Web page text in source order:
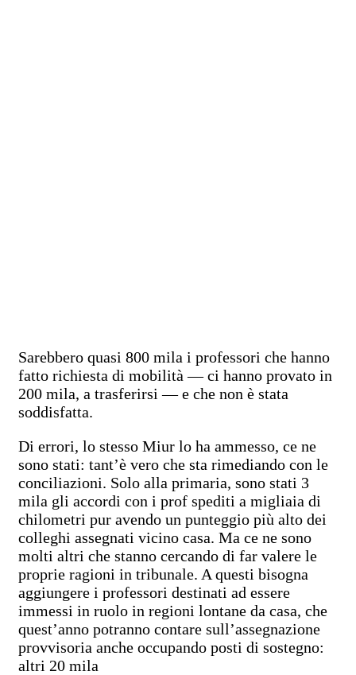
Sarebbero quasi 800 mila i professori che hanno
fatto richiesta di mobilità — ci hanno provato in
200 mila, a trasferirsi — e che non è stata
soddisfatta.
Di errori, lo stesso Miur lo ha ammesso, ce ne
sono stati: tant’è vero che sta rimediando con le
conciliazioni. Solo alla primaria, sono stati 3
mila gli accordi con i prof spediti a migliaia di
chilometri pur avendo un punteggio più alto dei
colleghi assegnati vicino casa. Ma ce ne sono
molti altri che stanno cercando di far valere le
proprie ragioni in tribunale. A questi bisogna
aggiungere i professori destinati ad essere
immessi in ruolo in regioni lontane da casa, che
quest’anno potranno contare sull’assegnazione
provvisoria anche occupando posti di sostegno:
altri 20 mila